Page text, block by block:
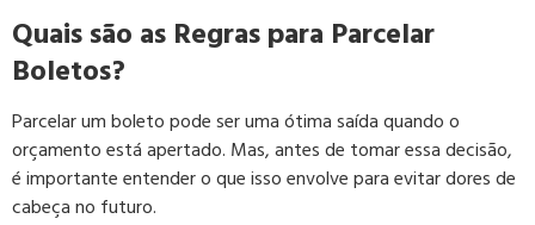
Quais são as Regras para Parcelar
Boletos?
Parcelar um boleto pode ser uma ótima saída quando o
orçamento está apertado. Mas, antes de tomar essa decisão,
é importante entender o que isso envolve para evitar dores de
cabeça no futuro.